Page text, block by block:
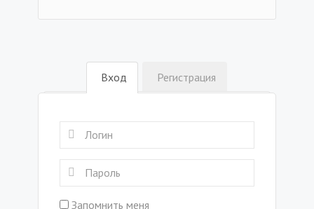
Вход Регистрация
Запомнить меня